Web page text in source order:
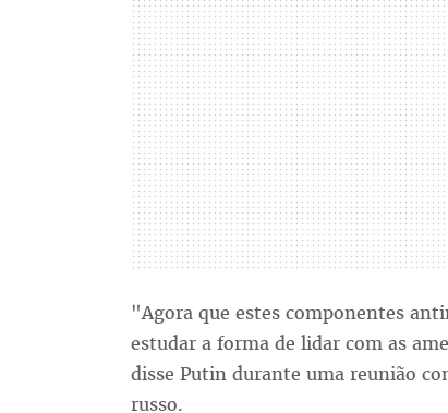
"Agora que estes componentes
estudar a forma de lidar com as
disse Putin durante uma reunião
russo.